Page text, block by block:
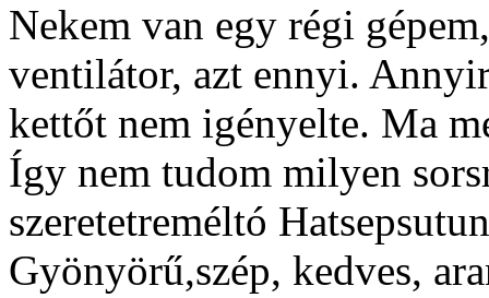
Nekem van egy régi
ventilátor, azt ennyi.
kettőt nem igényelte. Ma
Így nem tudom milyen
szeretetreméltó
Gyönyörű,szép, kedves,